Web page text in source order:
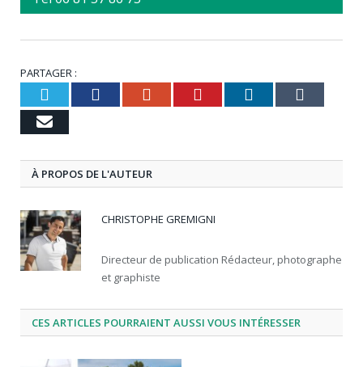
PARTAGER :
TwitterFacebookGoogle+Pinterest
LinkedIn
Email
À PROPOS DE L'AUTEUR
CHRISTOPHE GREMIGNI
Directeur de publication Rédacteur, photographe
et graphiste
CES ARTICLES POURRAIENT AUSSI VOUS INTÉRESSER